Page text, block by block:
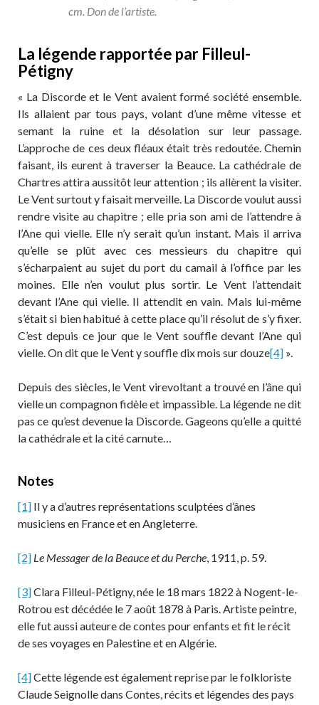
cm. Don de l’artiste.
La légende rapportée par Filleul-
Pétigny
« La Discorde et le Vent avaient formé société ensemble.
Ils allaient par tous pays, volant d’une même vitesse et
semant la ruine et la désolation sur leur passage.
L’approche de ces deux fléaux était très redoutée. Chemin
faisant, ils eurent à traverser la Beauce. La cathédrale de
Chartres attira aussitôt leur attention ; ils allèrent la visiter.
Le Vent surtout y faisait merveille. La Discorde voulut aussi
rendre visite au chapitre ; elle pria son ami de l’attendre à
l’Ane qui vielle. Elle n’y serait qu’un instant. Mais il arriva
qu’elle se plût avec ces messieurs du chapitre qui
s’écharpaient au sujet du port du camail à l’office par les
moines. Elle n’en voulut plus sortir. Le Vent l’attendait
devant l’Ane qui vielle. Il attendit en vain. Mais lui-même
s’était si bien habitué à cette place qu’il résolut de s’y fixer.
C’est depuis ce jour que le Vent souffle devant l’Ane qui
vielle. On dit que le Vent y souffle dix mois sur douze[4] ».
Depuis des siècles, le Vent virevoltant a trouvé en l’âne qui
vielle un compagnon fidèle et impassible. La légende ne dit
pas ce qu’est devenue la Discorde. Gageons qu’elle a quitté
la cathédrale et la cité carnute…
Notes
[1] Il y a d’autres représentations sculptées d’ânes
musiciens en France et en Angleterre.
[2] Le Messager de la Beauce et du Perche, 1911, p. 59.
[3]Clara Filleul-Pétigny, née le 18 mars 1822 à Nogent-le-
Rotrou est décédée le 7 août 1878 à Paris. Artiste peintre,
elle fut aussi auteure de contes pour enfants et fit le récit
de ses voyages en Palestine et en Algérie.
[4]Cette légende est également reprise par le folkloriste
Claude Seignolle dans Contes, récits et légendes des pays